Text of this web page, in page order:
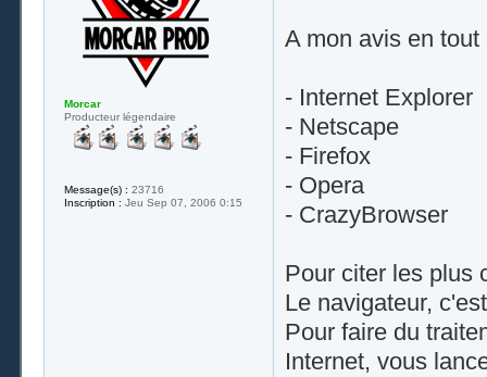
A mon avis en
- Internet Explorer
- Netscape
- Firefox
- Opera
- CrazyBrowser
Pour citer les plus
Le navigateur,
Pour faire du
Internet, vous
Morcar
Producteur légendaire
Message(s) : 23716
Inscription : Jeu Sep 07, 2006 0:15